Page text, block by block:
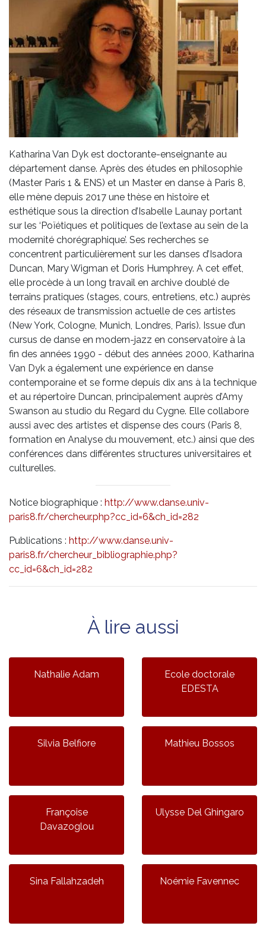
Katharina Van Dyk est doctorante-enseignante au
département danse. Après des études en philosophie
(Master Paris 1 & ENS) et un Master en danse à Paris 8,
elle mène depuis 2017 une thèse en histoire et
esthétique sous la direction d’Isabelle Launay portant
sur les ‘Poïétiques et politiques de l’extase au sein de la
modernité chorégraphique’. Ses recherches se
concentrent particulièrement sur les danses d’Isadora
Duncan, Mary Wigman et Doris Humphrey. A cet effet,
elle procède à un long travail en archive doublé de
terrains pratiques (stages, cours, entretiens, etc.) auprès
des réseaux de transmission actuelle de ces artistes
(New York, Cologne, Munich, Londres, Paris). Issue d’un
cursus de danse en modern-jazz en conservatoire à la
fin des années 1990 - début des années 2000, Katharina
Van Dyk a également une expérience en danse
contemporaine et se forme depuis dix ans à la technique
et au répertoire Duncan, principalement auprès d’Amy
Swanson au studio du Regard du Cygne. Elle collabore
aussi avec des artistes et dispense des cours (Paris 8,
formation en Analyse du mouvement, etc.) ainsi que des
conférences dans différentes structures universitaires et
culturelles.
Notice biographique : http://www.danse.univ-
paris8.fr/chercheur.php?cc_id=6&ch_id=282
Publications : http://www.danse.univ-
paris8.fr/chercheur_bibliographie.php?
cc_id=6&ch_id=282
À lire aussi
Nathalie Adam
Ecole doctorale
EDESTA
Silvia Belfiore Mathieu Bossos
Françoise
Davazoglou
Ulysse Del Ghingaro
Sina Fallahzadeh Noémie Favennec